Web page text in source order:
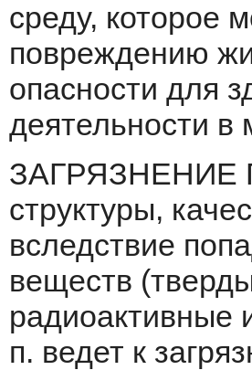
среду, которое
повреждению
опасности для
деятельности в
ЗАГРЯЗНЕНИЕ
структуры,
вследствие
веществ
радиоактивные
п. ведет к